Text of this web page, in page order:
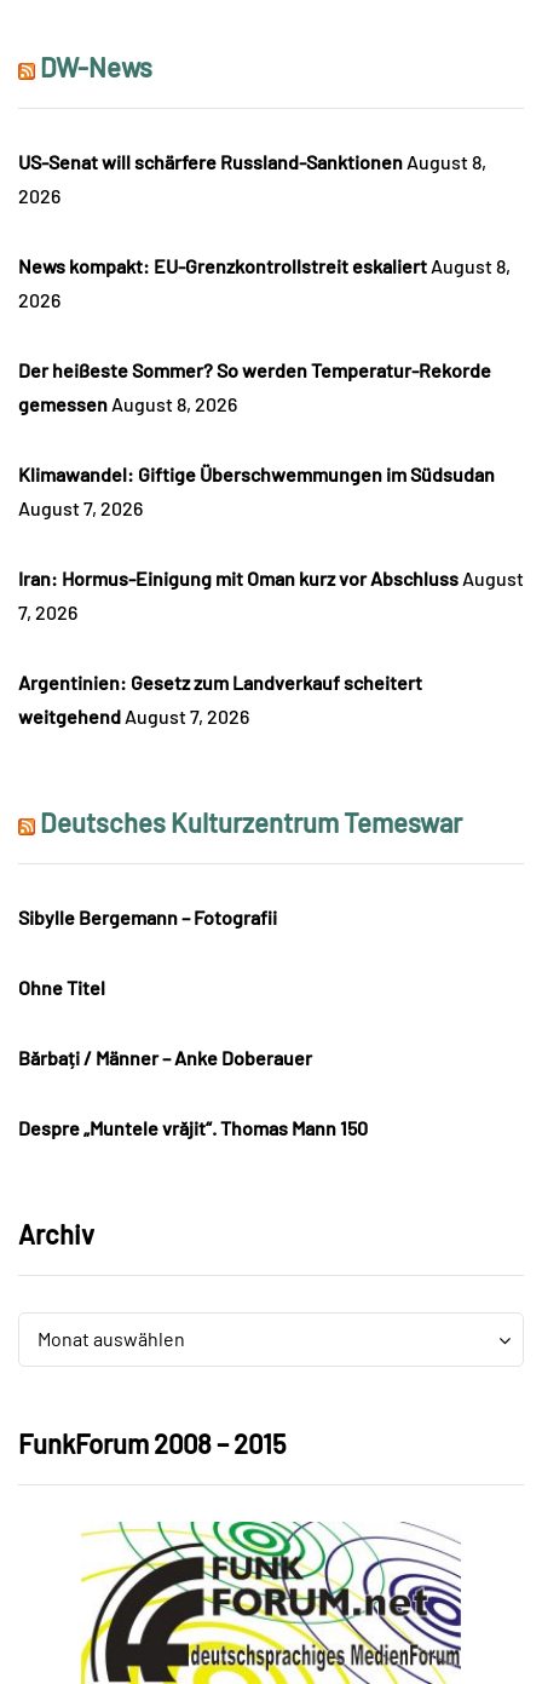
DW-News
US-Senat will schärfere Russland-Sanktionen August 8,
2026
News kompakt: EU-Grenzkontrollstreit eskaliert August 8,
2026
Der heißeste Sommer? So werden Temperatur-Rekorde
gemessen August 8, 2026
Klimawandel: Giftige Überschwemmungen im Südsudan
August 7, 2026
Iran: Hormus-Einigung mit Oman kurz vor Abschluss August
7, 2026
Argentinien: Gesetz zum Landverkauf scheitert
weitgehend August 7, 2026
Deutsches Kulturzentrum Temeswar
Sibylle Bergemann – Fotografii
Ohne Titel
Bărbați / Männer – Anke Doberauer
Despre „Muntele vrăjit“. Thomas Mann 150
Archiv
Archiv
Monat auswählen
Archiv
FunkForum 2008 – 2015